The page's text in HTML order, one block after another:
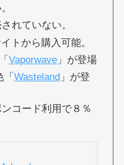
れていない。
トから購入可能。
Vaporwave」が登場
Wasteland」が登
コード利用で８％